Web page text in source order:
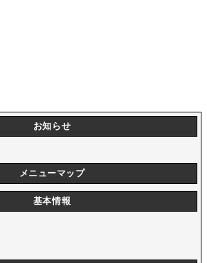
お知らせ
メニューマップ
基本情報